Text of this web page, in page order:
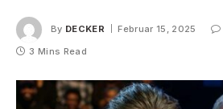
By DECKER Februar 15, 2025
3 Mins Read